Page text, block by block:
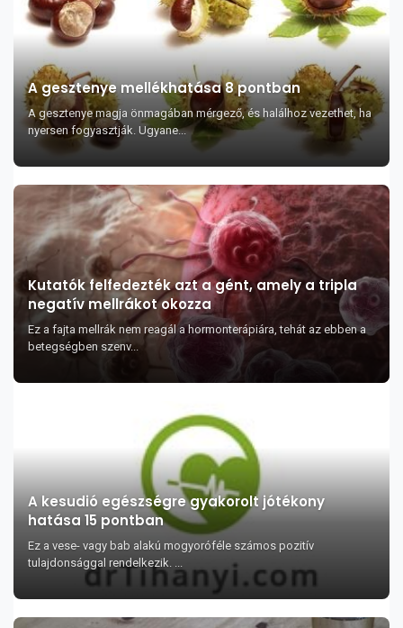
A gesztenye mellékhatása 8 pontban
A gesztenye magja önmagában mérgező, és halálhoz vezethet, ha
nyersen fogyasztják. Ugyane...
Kutatók felfedezték azt a gént, amely a tripla
negatív mellrákot okozza
Ez a fajta mellrák nem reagál a hormonterápiára, tehát az ebben a
betegségben szenv...
A kesudió egészségre gyakorolt jótékony
hatása 15 pontban
Ez a vese- vagy bab alakú mogyoróféle számos pozitív
tulajdonsággal rendelkezik. ...